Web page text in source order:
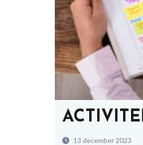
13 december 2023